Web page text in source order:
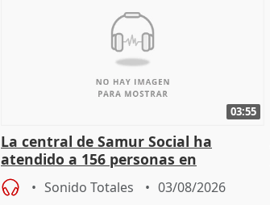
03:55
La central de Samur Social ha
atendido a 156 personas en
situación de calle durante Campaña
de CalorSonido Totales 03/08/2026